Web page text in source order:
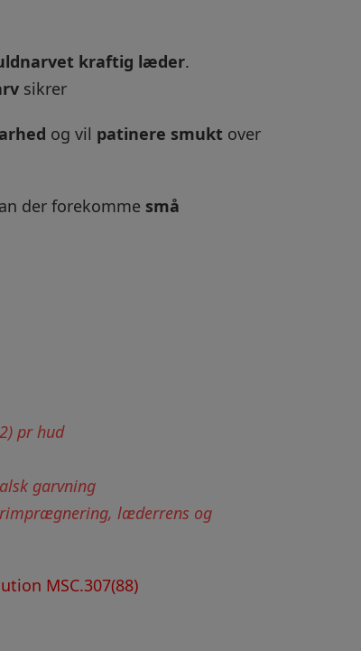
kraftig læder.
sikrer
og vil patinere smukt over
der forekomme små
pr hud
garvning
læderrens og
MSC.307(88)